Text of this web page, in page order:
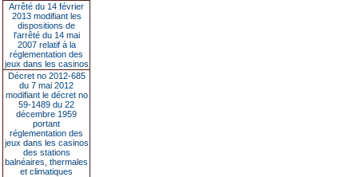
Arrêté du 14 février
2013 modifiant les
dispositions de
l'arrêté du 14 mai
2007 relatif à la
réglementation des
jeux dans les casinos
Décret no 2012-685
du 7 mai 2012
modifiant le décret no
59-1489 du 22
décembre 1959
portant
réglementation des
jeux dans les casinos
des stations
balnéaires, thermales
et climatiques